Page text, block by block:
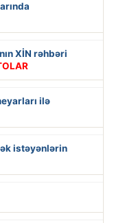
XİN rəhbəri
ilə
istəyənlərin